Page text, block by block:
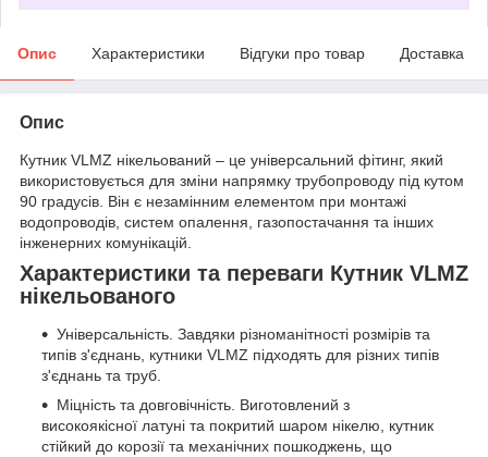
Опис Характеристики Відгуки про товар Доставка
Опис
Кутник VLMZ нікельований – це універсальний фітинг, який
використовується для зміни напрямку трубопроводу під кутом
90 градусів. Він є незамінним елементом при монтажі
водопроводів, систем опалення, газопостачання та інших
інженерних комунікацій.
Характеристики та переваги Кутник VLMZ
нікельованого
Універсальність. Завдяки різноманітності розмірів та
типів з'єднань, кутники VLMZ підходять для різних типів
з'єднань та труб.
Міцність та довговічність. Виготовлений з
високоякісної латуні та покритий шаром нікелю, кутник
стійкий до корозії та механічних пошкоджень, що